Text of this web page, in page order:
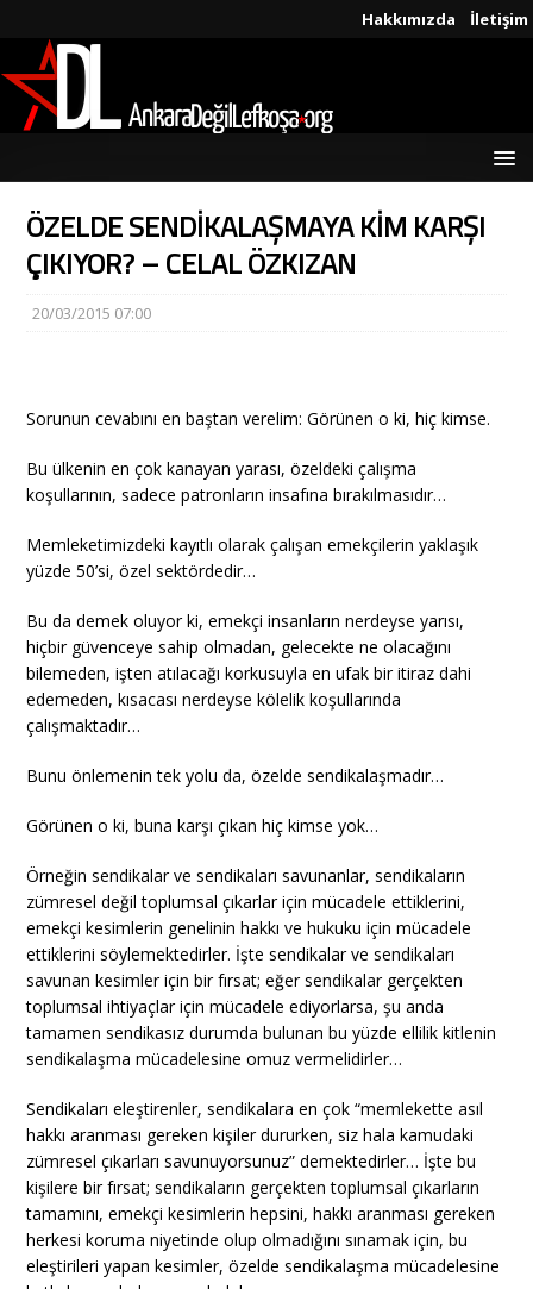
Hakkımızda İletişim
ÖZELDE SENDİKALAŞMAYA KİM KARŞI
ÇIKIYOR? – CELAL ÖZKIZAN
20/03/2015 07:00
Sorunun cevabını en baştan verelim: Görünen o ki, hiç kimse.
Bu ülkenin en çok kanayan yarası, özeldeki çalışma
koşullarının, sadece patronların insafına bırakılmasıdır…
Memleketimizdeki kayıtlı olarak çalışan emekçilerin yaklaşık
yüzde 50’si, özel sektördedir…
Bu da demek oluyor ki, emekçi insanların nerdeyse yarısı,
hiçbir güvenceye sahip olmadan, gelecekte ne olacağını
bilemeden, işten atılacağı korkusuyla en ufak bir itiraz dahi
edemeden, kısacası nerdeyse kölelik koşullarında
çalışmaktadır…
Bunu önlemenin tek yolu da, özelde sendikalaşmadır…
Görünen o ki, buna karşı çıkan hiç kimse yok…
Örneğin sendikalar ve sendikaları savunanlar, sendikaların
zümresel değil toplumsal çıkarlar için mücadele ettiklerini,
emekçi kesimlerin genelinin hakkı ve hukuku için mücadele
ettiklerini söylemektedirler. İşte sendikalar ve sendikaları
savunan kesimler için bir fırsat; eğer sendikalar gerçekten
toplumsal ihtiyaçlar için mücadele ediyorlarsa, şu anda
tamamen sendikasız durumda bulunan bu yüzde ellilik kitlenin
sendikalaşma mücadelesine omuz vermelidirler…
Sendikaları eleştirenler, sendikalara en çok “memlekette asıl
hakkı aranması gereken kişiler dururken, siz hala kamudaki
zümresel çıkarları savunuyorsunuz” demektedirler… İşte bu
kişilere bir fırsat; sendikaların gerçekten toplumsal çıkarların
tamamını, emekçi kesimlerin hepsini, hakkı aranması gereken
herkesi koruma niyetinde olup olmadığını sınamak için, bu
eleştirileri yapan kesimler, özelde sendikalaşma mücadelesine